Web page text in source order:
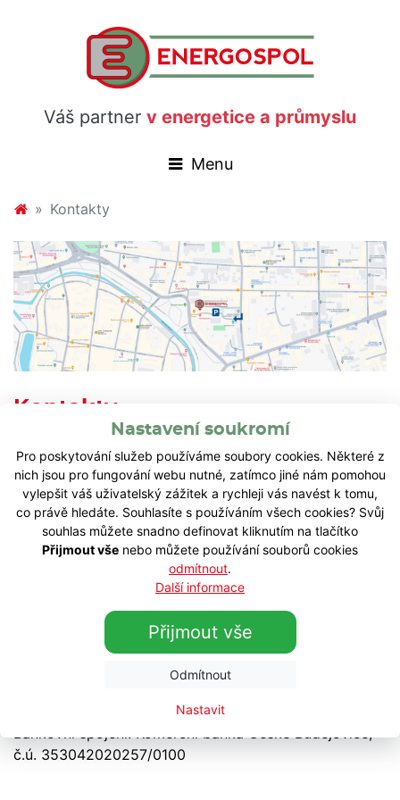
Nastavení soukromí
Pro poskytování služeb používáme soubory cookies. Některé z
nich jsou pro fungování webu nutné, zatímco jiné nám pomohou
vylepšit váš uživatelský zážitek a rychleji vás navést k tomu,
co právě hledáte. Souhlasíte s používáním všech cookies? Svůj
souhlas můžete snadno definovat kliknutím na tlačítko
Přijmout vše nebo můžete používání souborů cookies
odmítnout.
Další informace
Přijmout vše
Odmítnout
Nastavit
Váš partner v energetice a průmyslu
Kontakty
Kontakty
ENERGOSPOL, s.r.o.
Na Sadech 2036/18
370 01 České Budějovice
Tel.: +420 387 311 534
E-mail:info@energospol.cz
Pro příjezd autem využijte naše parkoviště Beseda
(souřadnice GPS 48.9768850N, 14.4790908E,
případně zadejte do navigace Otakarova 6).
Společnost je registrována u Krajského soudu
v Českých Budějovicích pod zn. C/12535
Bankovní spojení: Komerční banka České Budějovice,
č.ú. 353042020257/0100